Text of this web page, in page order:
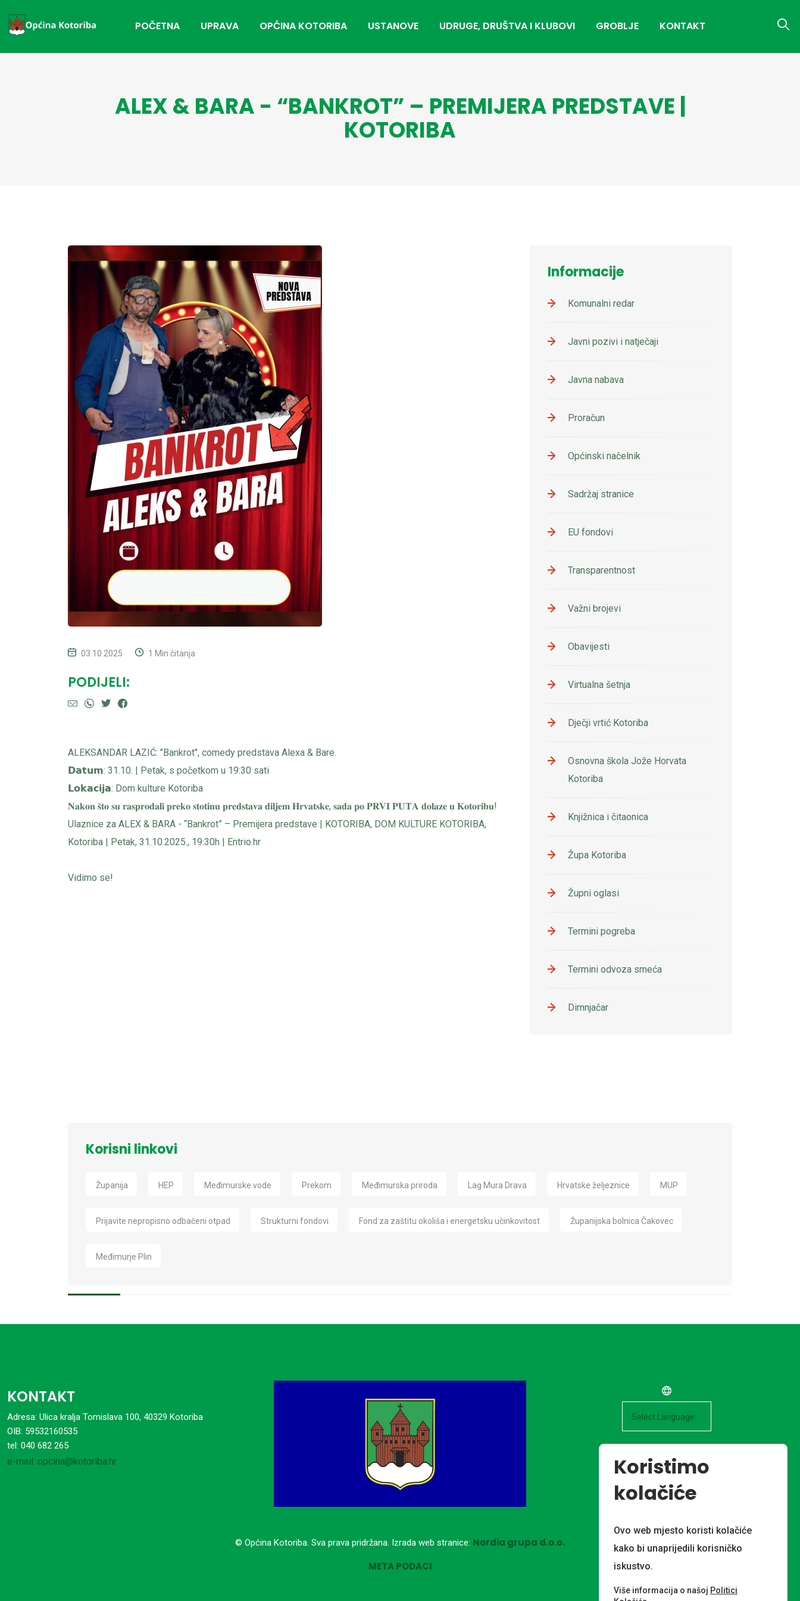
POČETNA UPRAVA OPĆINA KOTORIBA USTANOVE UDRUGE, DRUŠTVA I KLUBOVI GROBLJE KONTAKT
ALEX & BARA - “BANKROT” – PREMIJERA PREDSTAVE |
KOTORIBA
03.10.2025 1 Min čitanja
PODIJELI:
ALEKSANDAR LAZIĆ: "Bankrot", comedy predstava Alexa & Bare.
𝗗𝗮𝘁𝘂𝗺: 31.10. | Petak, s početkom u 19:30 sati
𝗟𝗼𝗸𝗮𝗰𝗶𝗷𝗮: Dom kulture Kotoriba
𝐍𝐚𝐤𝐨𝐧 𝐬̌𝐭𝐨 𝐬𝐮 𝐫𝐚𝐬𝐩𝐫𝐨𝐝𝐚𝐥𝐢 𝐩𝐫𝐞𝐤𝐨 𝐬𝐭𝐨𝐭𝐢𝐧𝐮 𝐩𝐫𝐞𝐝𝐬𝐭𝐚𝐯𝐚 𝐝𝐢𝐥𝐣𝐞𝐦 𝐇𝐫𝐯𝐚𝐭𝐬𝐤𝐞, 𝐬𝐚𝐝𝐚 𝐩𝐨 𝐏𝐑𝐕𝐈 𝐏𝐔𝐓𝐀 𝐝𝐨𝐥𝐚𝐳𝐞 𝐮 𝐊𝐨𝐭𝐨𝐫𝐢𝐛𝐮!
Ulaznice za ALEX & BARA - “Bankrot” – Premijera predstave | KOTORIBA, DOM KULTURE KOTORIBA,
Kotoriba | Petak, 31.10.2025., 19:30h | Entrio.hr
Vidimo se!
Informacije
Komunalni redar
Javni pozivi i natječaji
Javna nabava
Proračun
Općinski načelnik
Sadržaj stranice
EU fondovi
Transparentnost
Važni brojevi
Obavijesti
Virtualna šetnja
Dječji vrtić Kotoriba
Osnovna škola Jože Horvata
Kotoriba
Knjižnica i čitaonica
Župa Kotoriba
Župni oglasi
Termini pogreba
Termini odvoza smeća
Dimnjačar
Korisni linkovi
Županija HEP Međimurske vode Prekom Međimurska priroda Lag Mura Drava Hrvatske željeznice MUP
Prijavite nepropisno odbačeni otpad Strukturni fondovi Fond za zaštitu okoliša i energetsku učinkovitost Županijska bolnica Čakovec
Međimurje Plin
KONTAKT
Adresa: Ulica kralja Tomislava 100, 40329 Kotoriba
OIB: 59532160535
tel: 040 682 265
e-mail: opcina@kotoriba.hr
© Općina Kotoriba. Sva prava pridržana. Izrada web stranice: Nordia grupa d.o.o.
META PODACI
Koristimo
kolačiće
Ovo web mjesto koristi kolačiće
kako bi unaprijedili korisničko
iskustvo.
Više informacija o našoj Politici